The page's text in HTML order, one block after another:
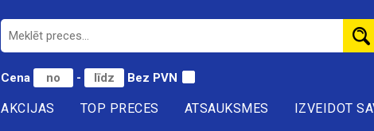
Cena - Bez PVN
AKCIJAS TOP PRECES ATSAUKSMES IZVEIDOT